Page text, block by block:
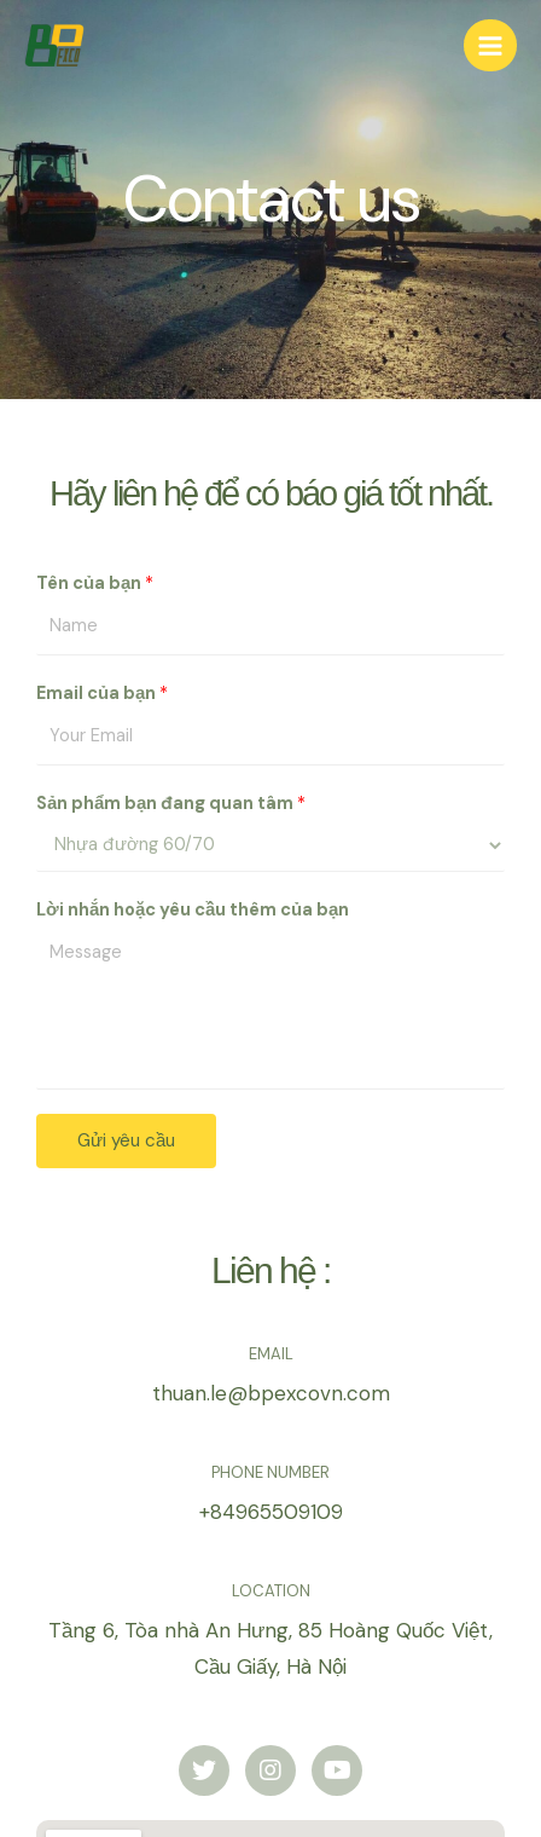
Contact us
Liên hệ :
EMAIL
thuan.le@bpexcovn.com
PHONE NUMBER
+84965509109
LOCATION
Tầng 6, Tòa nhà An Hưng, 85 Hoàng Quốc Việt,
Cầu Giấy, Hà Nội
Hãy liên hệ để có báo giá tốt nhất.
Tên của bạn *
Email của bạn *
Sản phẩm bạn đang quan tâm *
Lời nhắn hoặc yêu cầu thêm của bạn
Gửi yêu cầu